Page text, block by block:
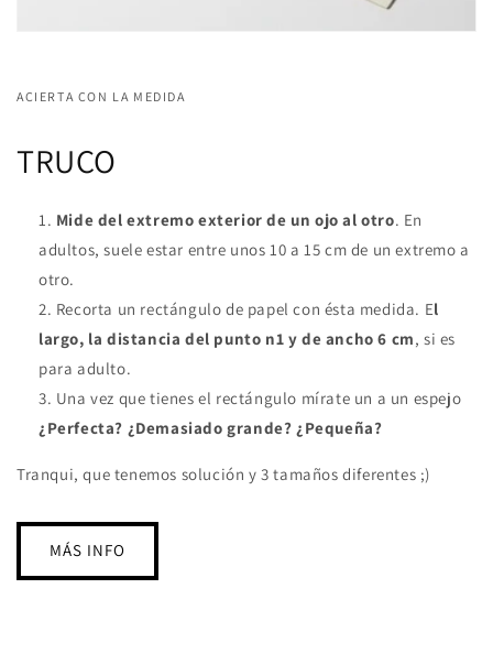
ACIERTA CON LA MEDIDA
TRUCO
Mide del extremo exterior de un ojo al otro. En
adultos, suele estar entre unos 10 a 15 cm de un extremo a
otro.
Recorta un rectángulo de papel con ésta medida. El
largo, la distancia del punto n1 y de ancho 6 cm, si es
para adulto.
Una vez que tienes el rectángulo mírate un a un espejo
¿Perfecta? ¿Demasiado grande? ¿Pequeña?
Tranqui, que tenemos solución y 3 tamaños diferentes ;)
MÁS INFO